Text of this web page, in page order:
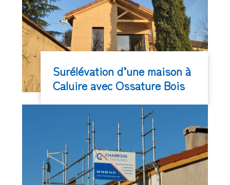
Surélévation d’une maison à
Caluire avec Ossature Bois